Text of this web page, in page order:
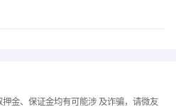
金、保证金均有可能涉 及诈骗，请微友